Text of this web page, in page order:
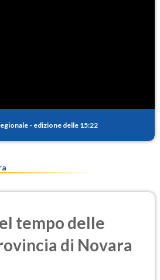
- edizione delle 15:22
tempo delle
di Novara